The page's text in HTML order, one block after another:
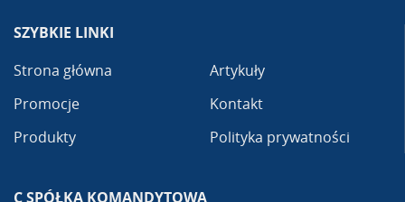
SZYBKIE LINKI
Strona główna
Promocje
Produkty
Artykuły
Kontakt
Polityka prywatności
C SPÓŁKA KOMANDYTOWA